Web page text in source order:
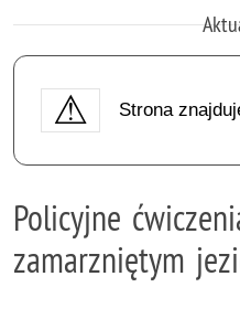
Strona
Policyjne
zamarzniętym